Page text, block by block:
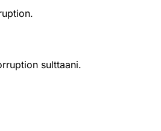
sulttaani.